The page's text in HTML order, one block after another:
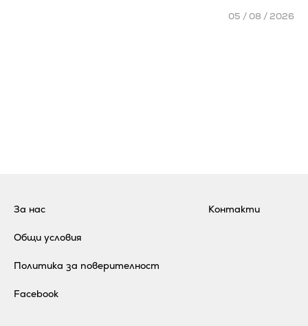
05 / 08 / 2026
За нас
Общи условия
Политика за поверителност
Контакти
Facebook